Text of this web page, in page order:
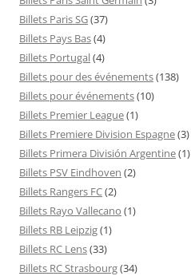
Billets Paris SG(37)
Billets Pays Bas(4)
Billets Portugal(4)
Billets pour des événements(138)
Billets pour événements(10)
Billets Premier League(1)
Billets Premiere Division Espagne(3)
Billets Primera División Argentine(1)
Billets PSV Eindhoven (2)
Billets Rangers FC(2)
Billets Rayo Vallecano (1)
Billets RB Leipzig(1)
Billets RC Lens(33)
Billets RC Strasbourg(34)